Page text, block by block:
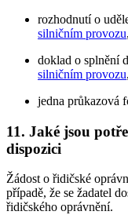
rozhodnutí o
silničním provozu
doklad o splnění
silničním provozu,
jedna průkazová
11. Jaké jsou
dispozici
Žádost o řidičské
případě, že se žadatel
řidičského oprávnění.